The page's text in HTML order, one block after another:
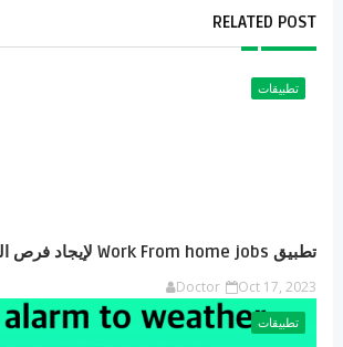
RELATED POST
تطبيقات
تطبيق Work From home jobs لإيجاد فرص العمل
Doctor Oct 17, 2023
تطبيقات